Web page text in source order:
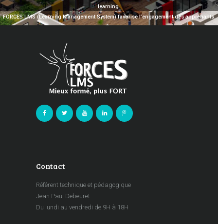
learning.
FORCES LMS (Learning Management System) favorise l’engagement des apprenants.
Contact
Référent technique et pédagogique
Jean Paul Debeuret
Du lundi au vendredi de 9H à 18H